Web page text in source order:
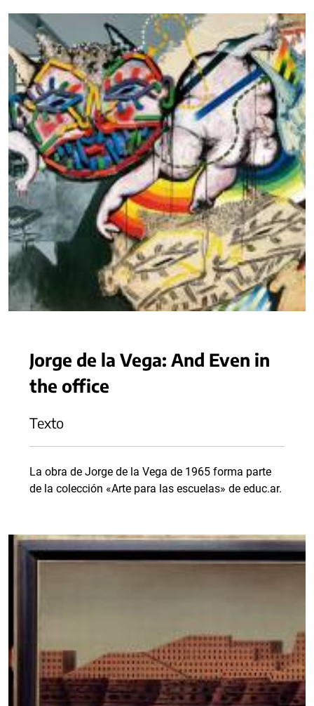
Jorge de la Vega: And Even in
the office
Texto
La obra de Jorge de la Vega de 1965 forma parte
de la colección «Arte para las escuelas» de educ.ar.